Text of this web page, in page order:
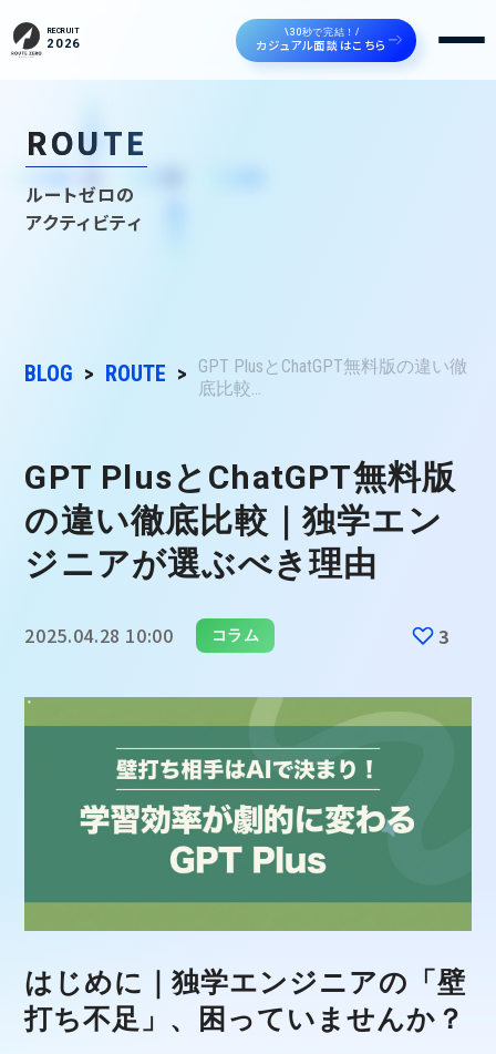
RECRUIT
2026
\30秒で完結！/
カジュアル面談はこちら
ROUTE
ルートゼロの
アクティビティ
BLOG ROUTE
GPT PlusとChatGPT無料版の違い徹
底比較...
GPT PlusとChatGPT無料版
の違い徹底比較｜独学エン
ジニアが選ぶべき理由
2025.04.28 10:00 コラム 3
はじめに｜独学エンジニアの「壁
打ち不足」、困っていませんか？